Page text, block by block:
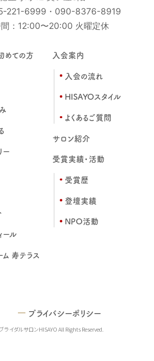
221-6999 ・ 090-8376-8919
：12:00〜20:00 火曜定休
めての方
ー
ール
ム 寿テラス
入会案内
入会の流れ
HISAYOスタイル
よくあるご質問
サロン紹介
受賞実績・活動
受賞歴
登壇実績
NPO活動
プライバシーポリシー
ライダルサロンHISAYO All Rights Reserved.